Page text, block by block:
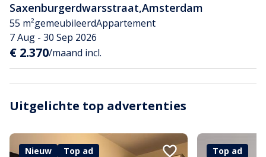
Saxenburgerdwarsstraat,Amsterdam
55 m²gemeubileerdAppartement
7 Aug - 30 Sep 2026
€ 2.370/maand incl.
Uitgelichte top advertenties
Nieuw Top ad Top ad